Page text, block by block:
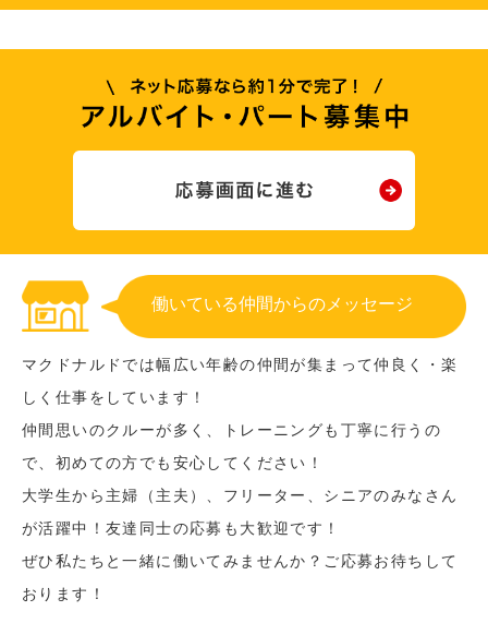
働いている仲間からのメッセージ
マクドナルドでは幅広い年齢の仲間が集まって仲良く・楽
しく仕事をしています！
仲間思いのクルーが多く、トレーニングも丁寧に行うの
で、初めての方でも安心してください！
大学生から主婦（主夫）、フリーター、シニアのみなさん
が活躍中！友達同士の応募も大歓迎です！
ぜひ私たちと一緒に働いてみませんか？ご応募お待ちして
おります！